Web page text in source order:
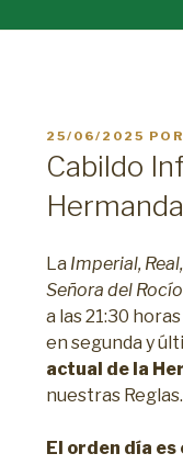
PUBLICADO
25/06/2025 POR
Cabildo
La Imperial,
Señora del
a las 21:30
en segunda y
actual de la
nuestras Reglas.
El orden día